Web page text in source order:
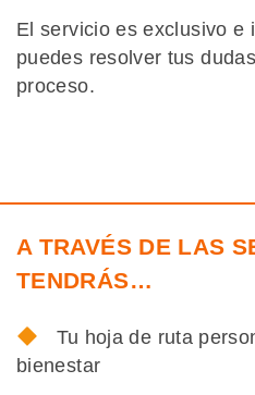
El servicio es exclusivo e
puedes resolver tus
proceso.
A TRAVÉS DE LAS
TENDRÁS…
Tu hoja de ruta
bienestar